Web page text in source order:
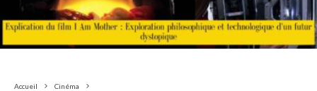
Accueil
Cinéma